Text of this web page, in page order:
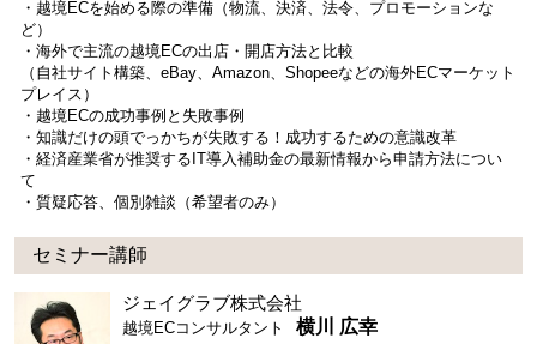
・越境ECを始める際の準備（物流、決済、法令、プロモーションな
ど）
・海外で主流の越境ECの出店・開店方法と比較
（自社サイト構築、eBay、Amazon、Shopeeなどの海外ECマーケット
プレイス）
・越境ECの成功事例と失敗事例
・知識だけの頭でっかちが失敗する！成功するための意識改革
・経済産業省が推奨するIT導入補助金の最新情報から申請方法につい
て
・質疑応答、個別雑談（希望者のみ）
セミナー講師
ジェイグラブ株式会社
越境ECコンサルタント 横川 広幸